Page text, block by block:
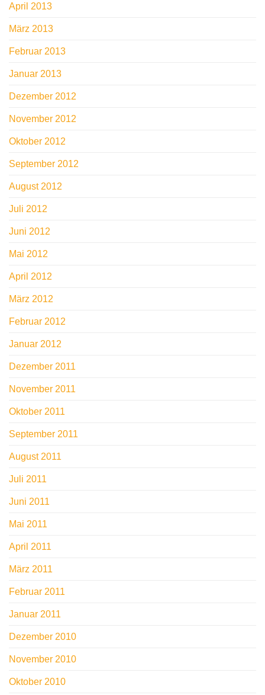
April 2013
März 2013
Februar 2013
Januar 2013
Dezember 2012
November 2012
Oktober 2012
September 2012
August 2012
Juli 2012
Juni 2012
Mai 2012
April 2012
März 2012
Februar 2012
Januar 2012
Dezember 2011
November 2011
Oktober 2011
September 2011
August 2011
Juli 2011
Juni 2011
Mai 2011
April 2011
März 2011
Februar 2011
Januar 2011
Dezember 2010
November 2010
Oktober 2010